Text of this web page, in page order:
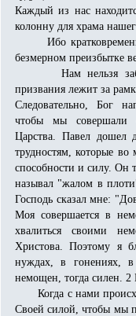
Каждый из нас
колонну для храма
Ибо
безмерном преизбытке
Нам нельзя
призвания лежит за
Следовательно, Бог
чтобы мы совершали
Царства. Павел дошел
трудностям, которые во
способности и силу. Он
называл "жалом в
Господь сказал мне:
Моя совершается в
хвалиться своими
Христова. Поэтому я
нуждах, в гонениях,
немощен, тогда силен.
Когда с нами
Своей силой, чтобы мы